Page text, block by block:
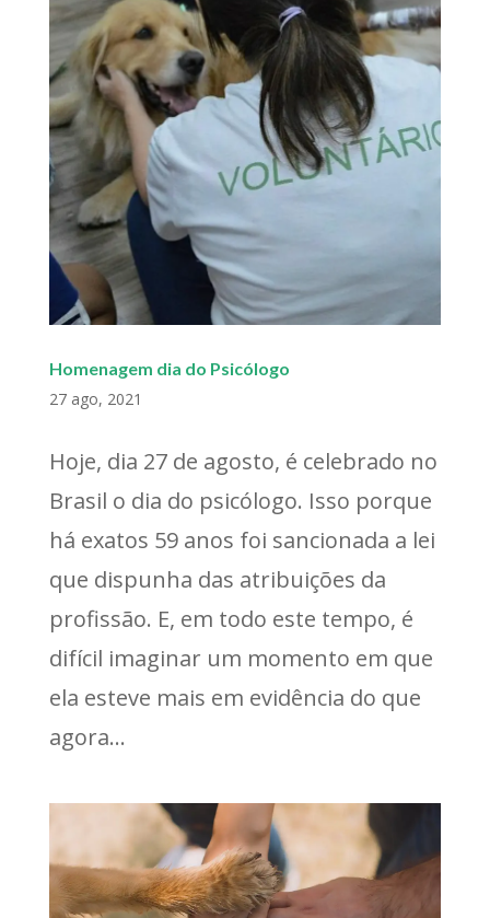
Homenagem dia do Psicólogo
27 ago, 2021
Hoje, dia 27 de agosto, é celebrado no
Brasil o dia do psicólogo. Isso porque
há exatos 59 anos foi sancionada a lei
que dispunha das atribuições da
profissão. E, em todo este tempo, é
difícil imaginar um momento em que
ela esteve mais em evidência do que
agora...